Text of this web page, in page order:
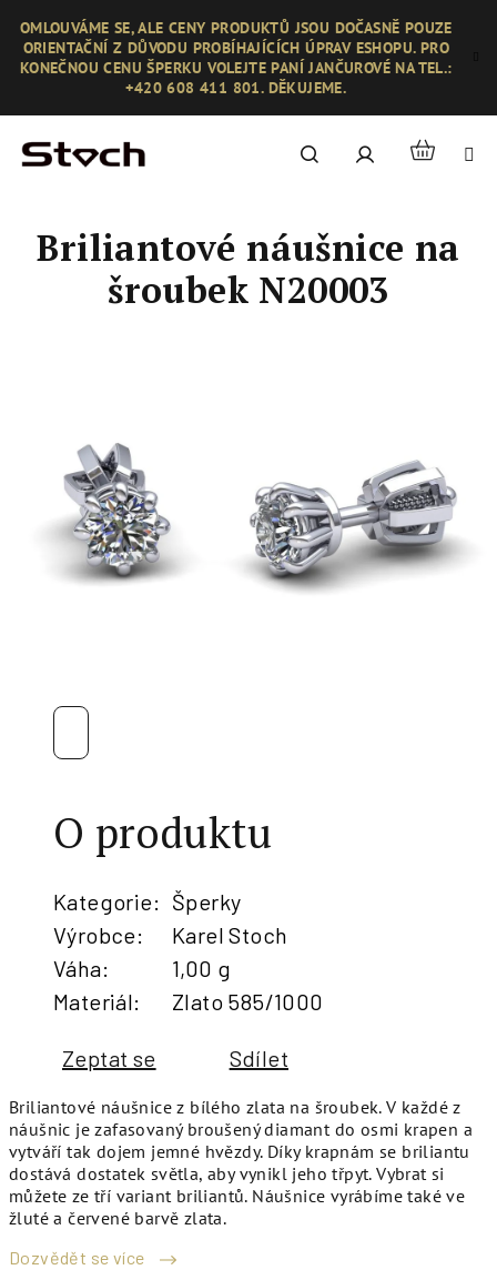
obsah
OMLOUVÁME SE, ALE CENY PRODUKTŮ JSOU DOČASNĚ POUZE
ORIENTAČNÍ Z DŮVODU PROBÍHAJÍCÍCH ÚPRAV ESHOPU. PRO
KONEČNOU CENU ŠPERKU VOLEJTE PANÍ JANČUROVÉ NA TEL.:
+420 608 411 801. DĚKUJEME.
Hledat PřihlášeníNákupní
Briliantové náušnice z bílého zlata na šroubek. V každé z
náušnic je zafasovaný broušený diamant do osmi krapen a
vytváří tak dojem jemné hvězdy. Díky krapnám se briliantu
dostává dostatek světla, aby vynikl jeho třpyt. Vybrat si
můžete ze tří variant briliantů. Náušnice vyrábíme také ve
žluté a červené barvě zlata.
Dozvědět se více
Briliantové náušnice na
šroubek N20003
O produktu
Kategorie: Šperky
Výrobce:
Karel Stoch
Váha:
1,00 g
Materiál: Zlato 585/1000
Zeptat se Sdílet